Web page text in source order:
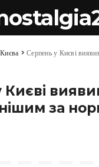
>Серпень у Києві
за